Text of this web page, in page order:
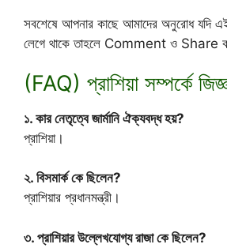
সবশেষে আপনার কাছে আমাদের অনুরোধ যদি
লেগে থাকে তাহলে Comment ও Share
(FAQ) প্রাশিয়া সম্পর্কে
১. কার নেতৃত্বে জার্মানি ঐক্যবদ্ধ হয়?
প্রাশিয়া।
২. বিসমার্ক কে ছিলেন?
প্রাশিয়ার প্রধানমন্ত্রী।
৩. প্রাশিয়ার উল্লেখযোগ্য রাজা কে ছিলেন?